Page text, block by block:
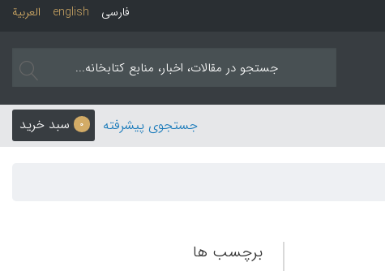
العربیة english فارسی
0 سبد خرید جستجوی پیشرفته
برچسب ها